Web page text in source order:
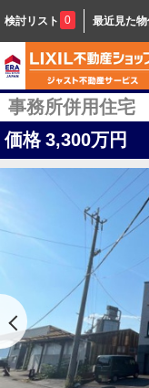
検討リスト 0 最近見た
事務所併用住宅
価格 3,300万円